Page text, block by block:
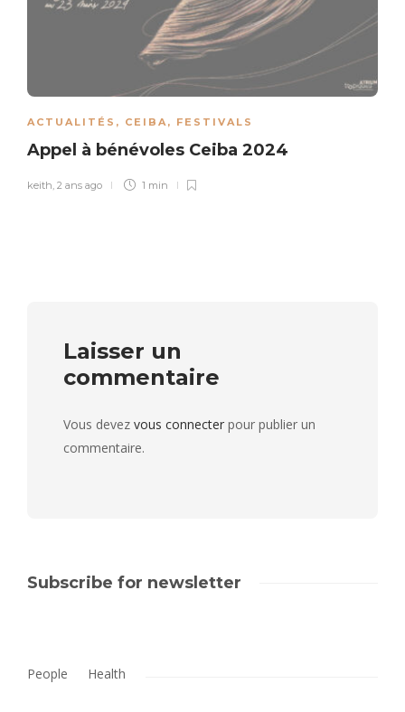
ACTUALITÉS , CEIBA, FESTIVALS
Appel à bénévoles Ceiba 2024
keith, 2 ans ago 1 min
Laisser un
commentaire
Vous devez vous connecter pour publier un
commentaire.
Subscribe for newsletter
People Health